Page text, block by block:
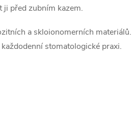
ji před zubním kazem.
a skloionomerních
stomatologické praxi.